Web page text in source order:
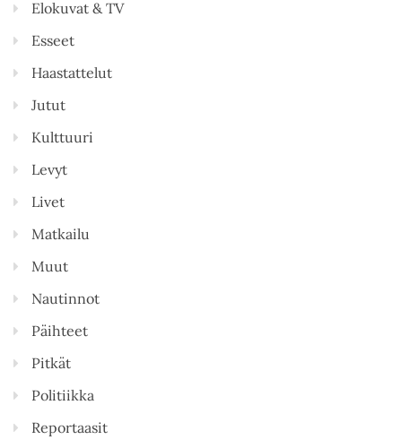
Elokuvat & TV
Esseet
Haastattelut
Jutut
Kulttuuri
Levyt
Livet
Matkailu
Muut
Nautinnot
Päihteet
Pitkät
Politiikka
Reportaasit